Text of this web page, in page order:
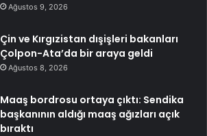
Ağustos 9, 2026
Çin ve Kırgızistan dışişleri bakanları
Çolpon-Ata’da bir araya geldi
Ağustos 8, 2026
Maaş bordrosu ortaya çıktı: Sendika
başkanının aldığı maaş ağızları açık
bıraktı